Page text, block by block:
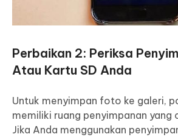
Perbaikan 2: Periksa
Atau Kartu SD Anda
Untuk menyimpan foto ke galeri,
memiliki ruang penyimpanan yang
Jika Anda menggunakan